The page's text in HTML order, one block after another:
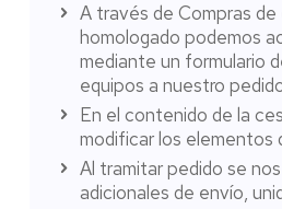
A través de Compras
homologado podemos
mediante un formulario
equipos a nuestro
En el contenido de la
modificar los elementos
Al tramitar pedido se
adicionales de envío,